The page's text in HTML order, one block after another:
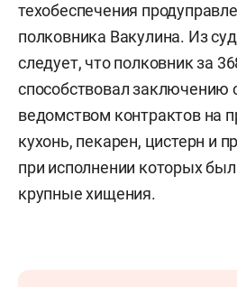
техобеспечения
полковника Вакулина. Из
следует, что полковник за
способствовал заключению
ведомством контрактов на
кухонь, пекарен, цистерн и
при исполнении которых
крупные хищения.